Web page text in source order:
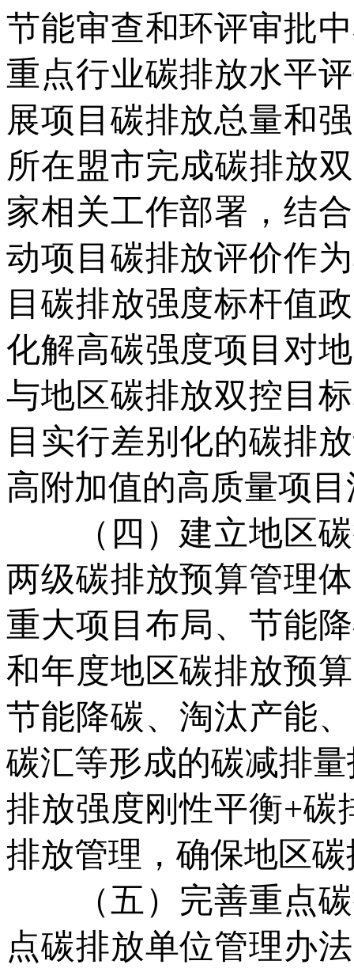
节能审查和环评审批
重点行业碳排放水平
展项目碳排放总量和
所在盟市完成碳排放
家相关工作部署，结
动项目碳排放评价作
目碳排放强度标杆值
化解高碳强度项目对
与地区碳排放双控目
目实行差别化的碳排
高附加值的高质量项
（四）建立地区碳
两级碳排放预算管理
重大项目布局、节能
和年度地区碳排放预
节能降碳、淘汰产能
碳汇等形成的碳减排
排放强度刚性平衡+碳
排放管理，确保地区
（五）完善重点碳
点碳排放单位管理办